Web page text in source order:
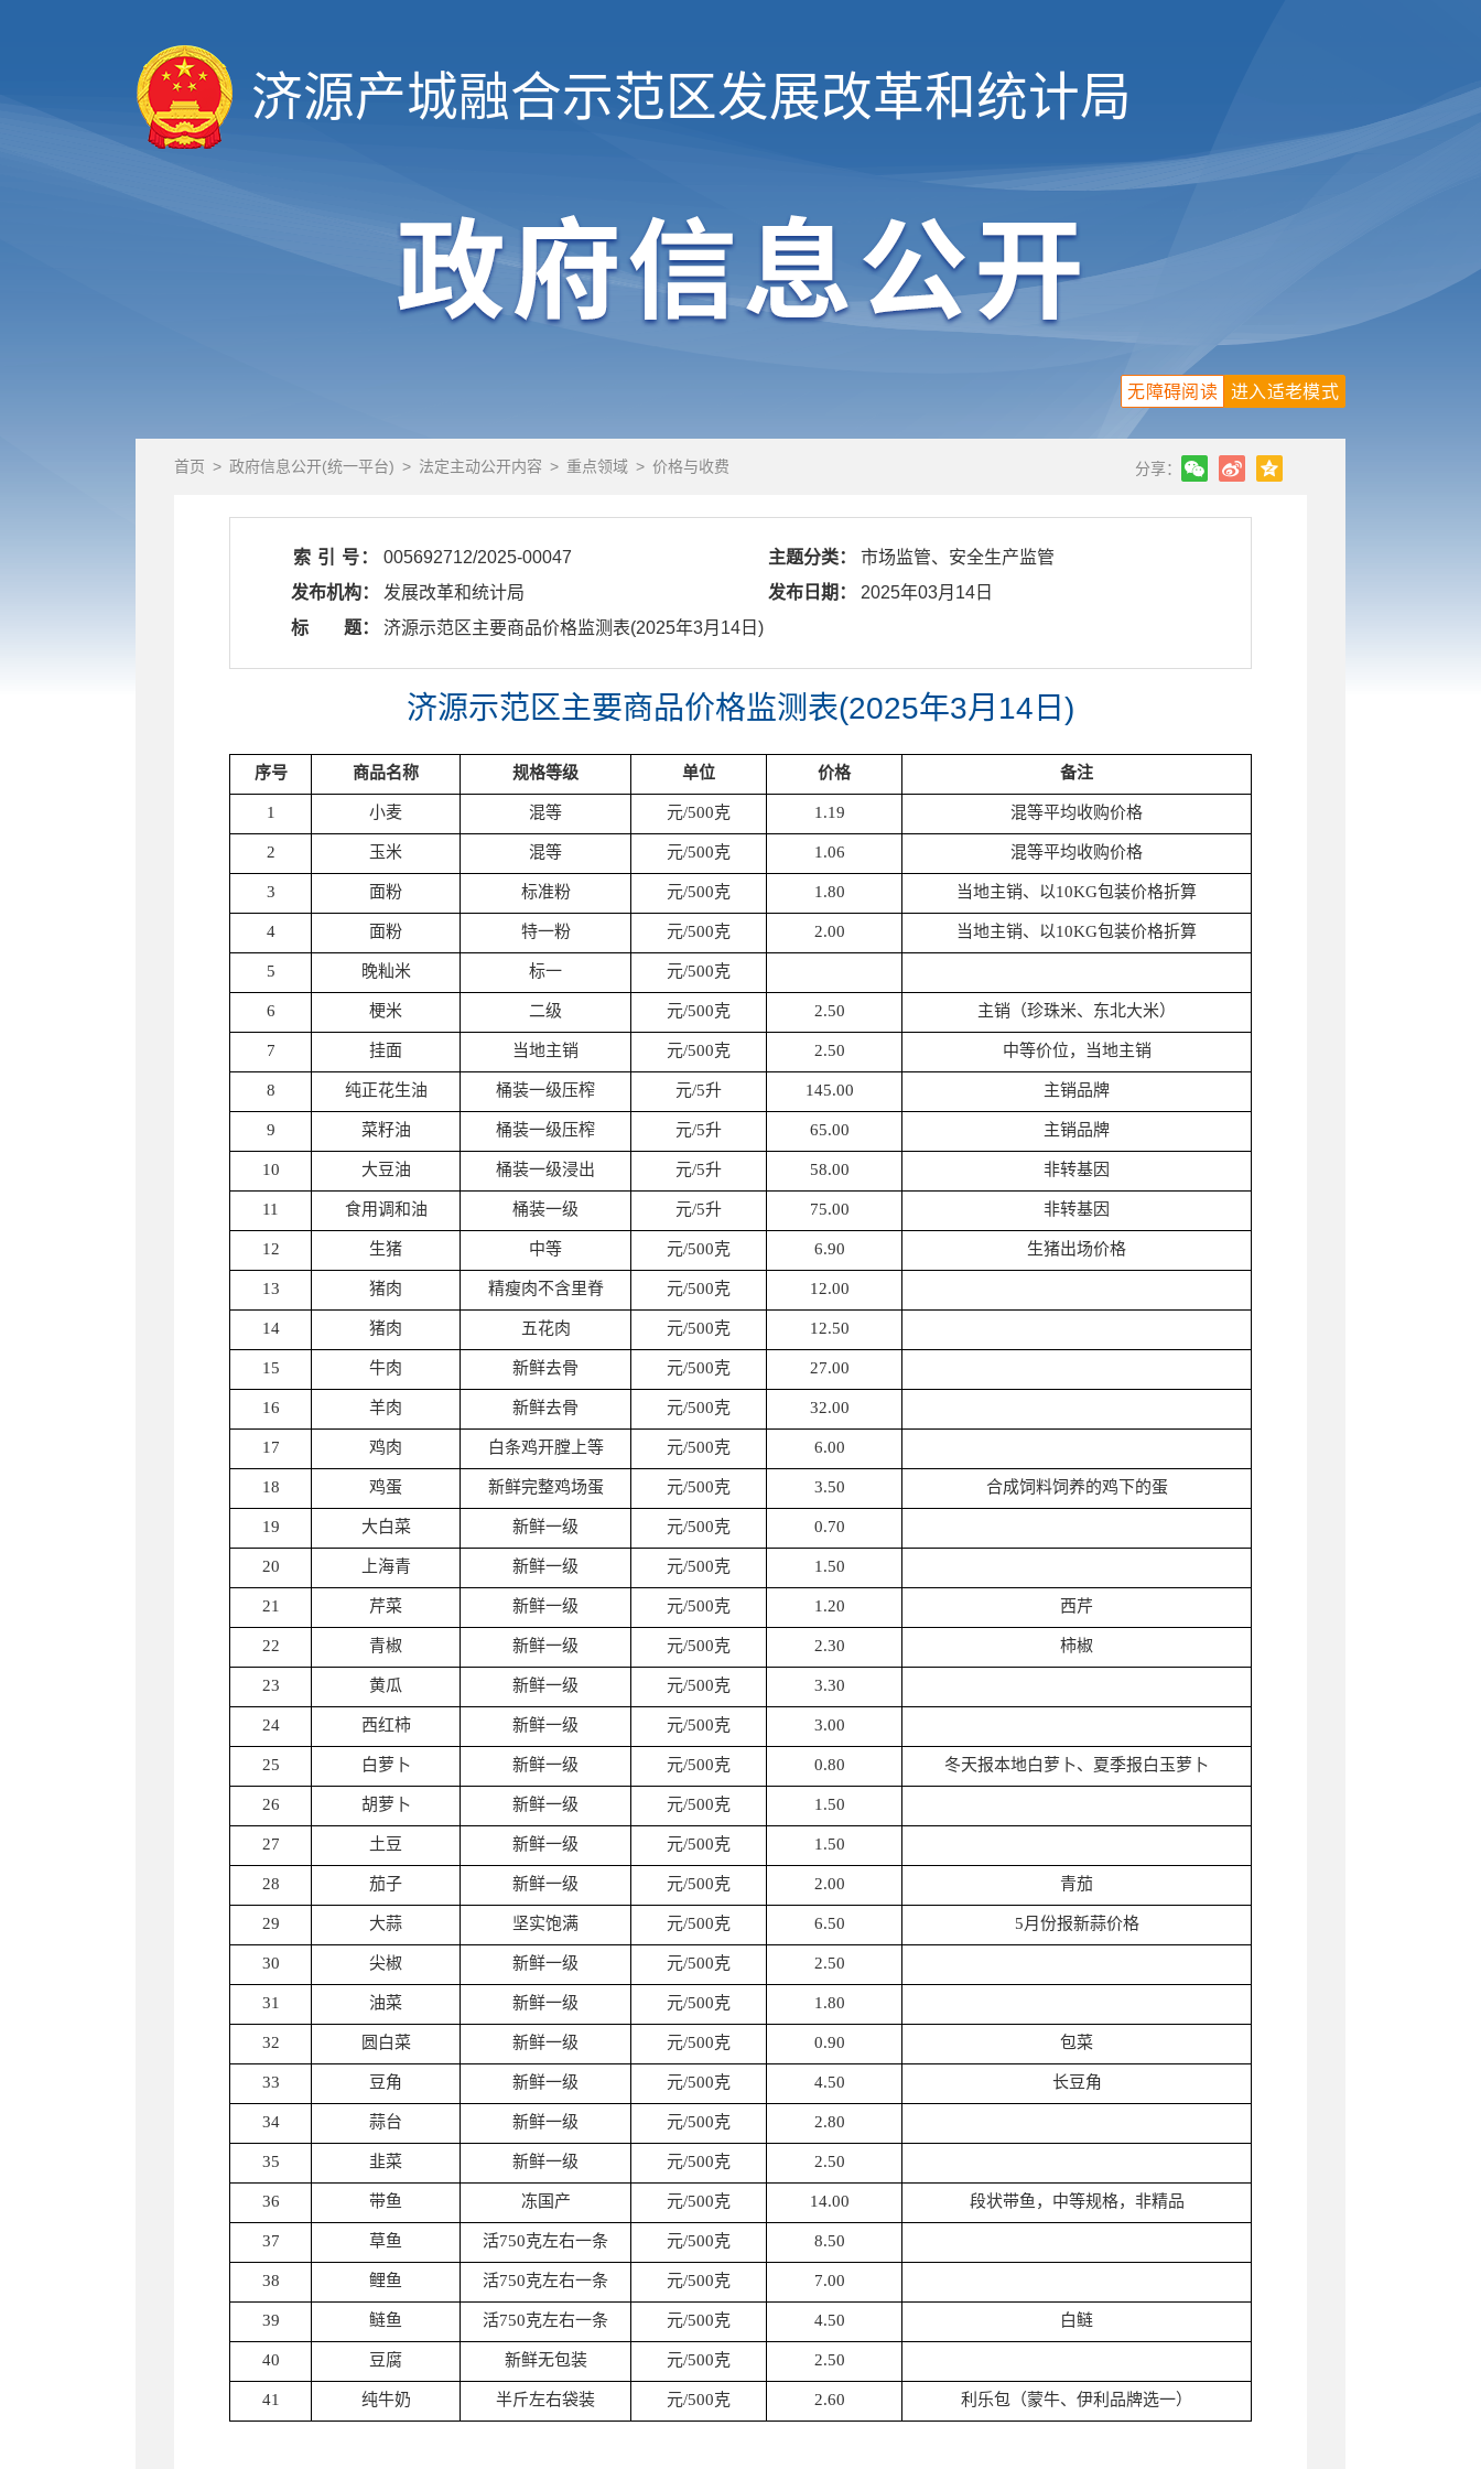
济源产城融合示范区发展改革和统计局
进入适老模式
无障碍阅读
首页 > 政府信息公开(统一平台) > 法定主动公开内容 > 重点领域 > 价格与收费 分享：
索 引 号： 005692712/2025-00047 主题分类：
市场监管、安全生产监管
发布机构：
发展改革和统计局 发布日期：
2025年03月14日
标 题：
​ 济源示范区主要商品价格监测表(2025年3月14日)
济源示范区主要商品价格监测表(2025年3月14日)
序号 商品名称 规格等级 单位 价格 备注
1 小麦 混等 元/500克 1.19 混等平均收购价格
2 玉米 混等 元/500克 1.06 混等平均收购价格
3 面粉 标准粉 元/500克 1.80 当地主销、以10KG包装价格折算
4 面粉 特一粉 元/500克 2.00 当地主销、以10KG包装价格折算
5 晚籼米 标一 元/500克
6 梗米 二级 元/500克 2.50 主销（珍珠米、东北大米）
7 挂面 当地主销 元/500克 2.50 中等价位，当地主销
8 纯正花生油 桶装一级压榨 元/5升 145.00 主销品牌
9 菜籽油 桶装一级压榨 元/5升 65.00 主销品牌
10 大豆油 桶装一级浸出 元/5升 58.00 非转基因
11 食用调和油 桶装一级 元/5升 75.00 非转基因
12 生猪 中等 元/500克 6.90 生猪出场价格
13 猪肉 精瘦肉不含里脊 元/500克 12.00
14 猪肉 五花肉 元/500克 12.50
15 牛肉 新鲜去骨 元/500克 27.00
16 羊肉 新鲜去骨 元/500克 32.00
17 鸡肉 白条鸡开膛上等 元/500克 6.00
18 鸡蛋 新鲜完整鸡场蛋 元/500克 3.50 合成饲料饲养的鸡下的蛋
19 大白菜 新鲜一级 元/500克 0.70
20 上海青 新鲜一级 元/500克 1.50
21 芹菜 新鲜一级 元/500克 1.20 西芹
22 青椒 新鲜一级 元/500克 2.30 柿椒
23 黄瓜 新鲜一级 元/500克 3.30
24 西红柿 新鲜一级 元/500克 3.00
25 白萝卜 新鲜一级 元/500克 0.80 冬天报本地白萝卜、夏季报白玉萝卜
26 胡萝卜 新鲜一级 元/500克 1.50
27 土豆 新鲜一级 元/500克 1.50
28 茄子 新鲜一级 元/500克 2.00 青茄
29 大蒜 坚实饱满 元/500克 6.50 5月份报新蒜价格
30 尖椒 新鲜一级 元/500克 2.50
31 油菜 新鲜一级 元/500克 1.80
32 圆白菜 新鲜一级 元/500克 0.90 包菜
33 豆角 新鲜一级 元/500克 4.50 长豆角
34 蒜台 新鲜一级 元/500克 2.80
35 韭菜 新鲜一级 元/500克 2.50
36 带鱼 冻国产 元/500克 14.00 段状带鱼，中等规格，非精品
37 草鱼 活750克左右一条 元/500克 8.50
38 鲤鱼 活750克左右一条 元/500克 7.00
39 鲢鱼 活750克左右一条 元/500克 4.50 白鲢
40 豆腐 新鲜无包装 元/500克 2.50
41 纯牛奶 半斤左右袋装 元/500克 2.60 利乐包（蒙牛、伊利品牌选一）